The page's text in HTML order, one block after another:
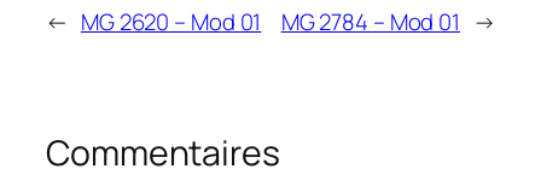
← MG 2620 – Mod 01 MG 2784 – Mod 01 →
Commentaires